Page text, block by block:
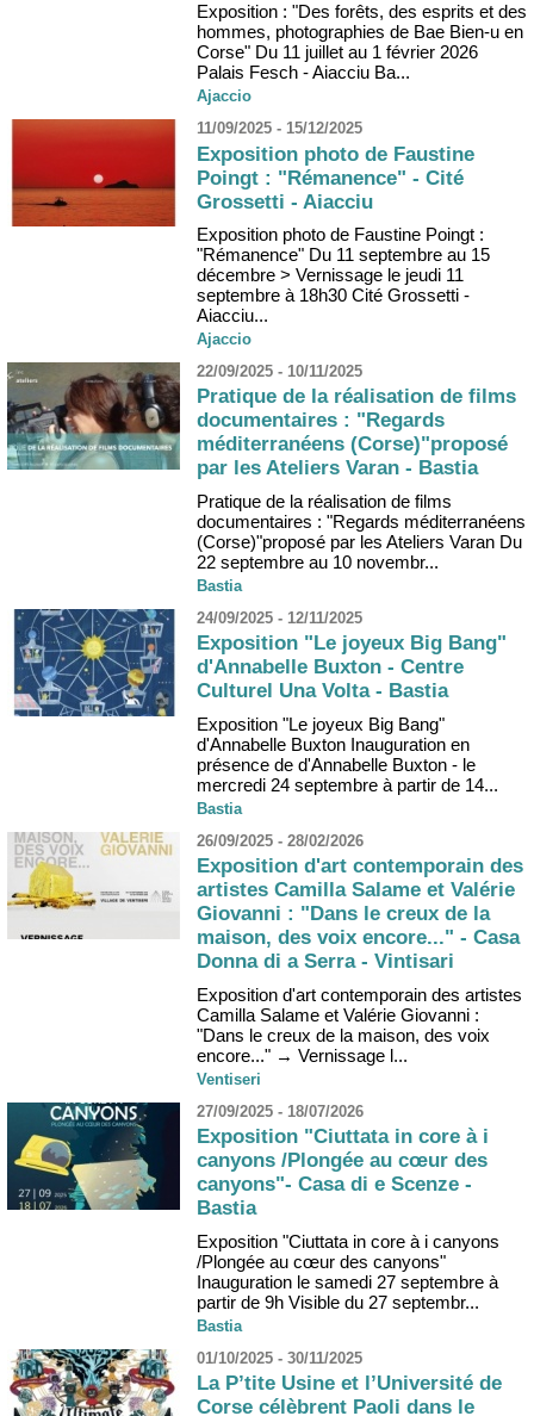
Exposition : "Des forêts, des esprits et des
hommes, photographies de Bae Bien-u en
Corse" Du 11 juillet au 1 février 2026
Palais Fesch - Aiacciu Ba...
Ajaccio
11/09/2025 - 15/12/2025
Exposition photo de Faustine
Poingt : "Rémanence" - Cité
Grossetti - Aiacciu
Exposition photo de Faustine Poingt :
"Rémanence" Du 11 septembre au 15
décembre > Vernissage le jeudi 11
septembre à 18h30 Cité Grossetti -
Aiacciu...
Ajaccio
22/09/2025 - 10/11/2025
Pratique de la réalisation de films
documentaires : "Regards
méditerranéens (Corse)"proposé
par les Ateliers Varan - Bastia
Pratique de la réalisation de films
documentaires : "Regards méditerranéens
(Corse)"proposé par les Ateliers Varan Du
22 septembre au 10 novembr...
Bastia
24/09/2025 - 12/11/2025
Exposition "Le joyeux Big Bang"
d'Annabelle Buxton - Centre
Culturel Una Volta - Bastia
Exposition "Le joyeux Big Bang"
d'Annabelle Buxton Inauguration en
présence de d'Annabelle Buxton - le
mercredi 24 septembre à partir de 14...
Bastia
26/09/2025 - 28/02/2026
Exposition d'art contemporain des
artistes Camilla Salame et Valérie
Giovanni : "Dans le creux de la
maison, des voix encore..." - Casa
Donna di a Serra - Vintisari
Exposition d'art contemporain des artistes
Camilla Salame et Valérie Giovanni :
"Dans le creux de la maison, des voix
encore..." → Vernissage l...
Ventiseri
27/09/2025 - 18/07/2026
Exposition "Ciuttata in core à i
canyons /Plongée au cœur des
canyons"- Casa di e Scenze -
Bastia
Exposition "Ciuttata in core à i canyons
/Plongée au cœur des canyons"
Inauguration le samedi 27 septembre à
partir de 9h Visible du 27 septembr...
Bastia
01/10/2025 - 30/11/2025
La P’tite Usine et l’Université de
Corse célèbrent Paoli dans le